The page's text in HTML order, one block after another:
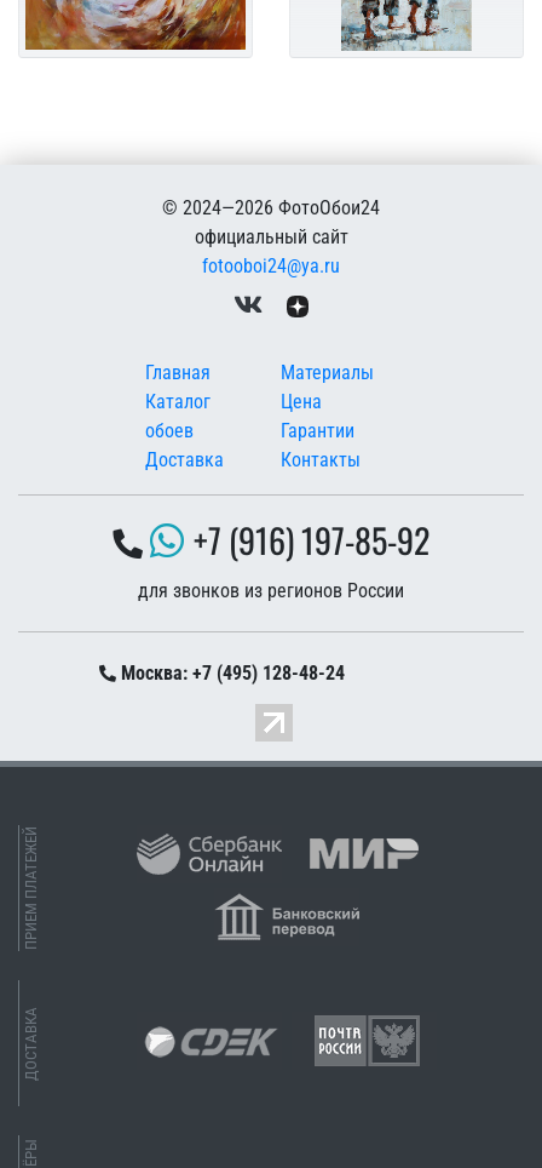
© 2024—2026 ФотоОбои24
официальный сайт
fotooboi24@ya.ru
Меню в подвале
Главная
Каталог
обоев
Доставка
Материалы
Цена
Гарантии
Контакты
+7 (916) 197-85-92
для звонков из регионов России
Москва: +7 (495) 128-48-24
ПРИЕМ ПЛАТЕЖЕЙ
ДОСТАВКА